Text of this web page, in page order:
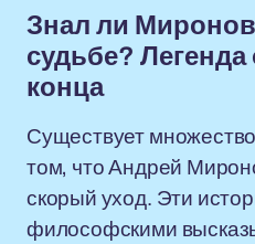
Знал ли
судьбе? Легенда
конца
Существует
том, что Андрей
скорый уход. Эти
философскими